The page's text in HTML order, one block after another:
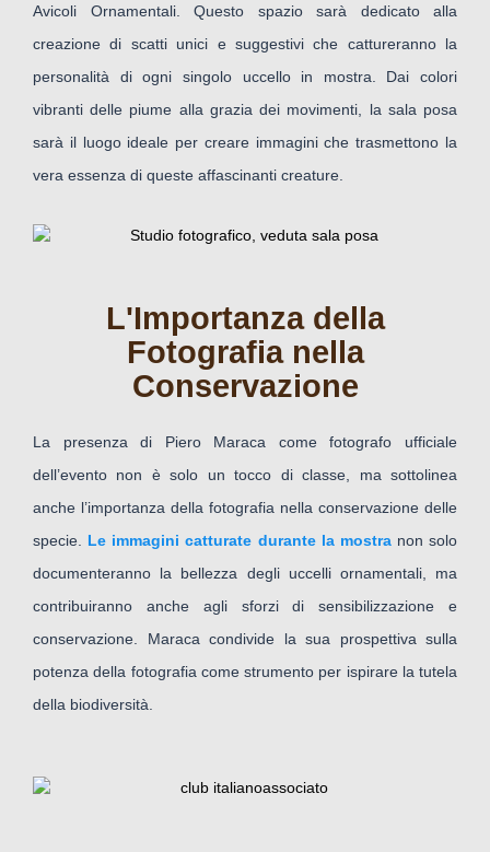
Avicoli Ornamentali. Questo spazio sarà dedicato alla
creazione di scatti unici e suggestivi che cattureranno la
personalità di ogni singolo uccello in mostra. Dai colori
vibranti delle piume alla grazia dei movimenti, la sala posa
sarà il luogo ideale per creare immagini che trasmettono la
vera essenza di queste affascinanti creature.
L'Importanza della
Fotografia nella
Conservazione
La presenza di Piero Maraca come fotografo ufficiale
dell’evento non è solo un tocco di classe, ma sottolinea
anche l’importanza della fotografia nella conservazione delle
specie. Le immagini catturate durante la mostranon solo
documenteranno la bellezza degli uccelli ornamentali, ma
contribuiranno anche agli sforzi di sensibilizzazione e
conservazione. Maraca condivide la sua prospettiva sulla
potenza della fotografia come strumento per ispirare la tutela
della biodiversità.